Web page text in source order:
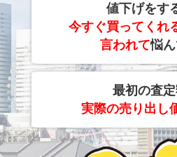
値下げをす
今すぐ買ってくれ
言われて悩
最初の査定
実際の売り出し